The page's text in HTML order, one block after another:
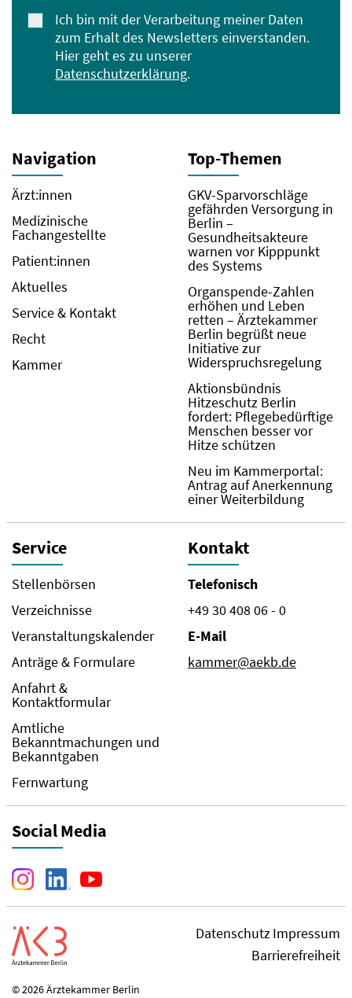
Ich bin mit der Verarbeitung meiner Daten
zum Erhalt des Newsletters einverstanden.
Hier geht es zu unserer
Datenschutzerklärung.
Navigation
Ärzt:innen
Medizinische
Fachangestellte
Patient:innen
Aktuelles
Service & Kontakt
Recht
Kammer
Top-Themen
GKV-Sparvorschläge
gefährden Versorgung in
Berlin –
Gesundheitsakteure
warnen vor Kipppunkt
des Systems
Organspende-Zahlen
erhöhen und Leben
retten – Ärztekammer
Berlin begrüßt neue
Initiative zur
Widerspruchsregelung
Aktionsbündnis
Hitzeschutz Berlin
fordert: Pflegebedürftige
Menschen besser vor
Hitze schützen
Neu im Kammerportal:
Antrag auf Anerkennung
einer Weiterbildung
Service
Stellenbörsen
Verzeichnisse
Veranstaltungskalender
Anträge & Formulare
Anfahrt &
Kontaktformular
Amtliche
Bekanntmachungen und
Bekanntgaben
Fernwartung
Kontakt
Telefonisch
+49 30 408 06 - 0
E-Mail
kammer@aekb.de
Social Media
DatenschutzImpressum
Barrierefreiheit
© 2026 Ärztekammer Berlin